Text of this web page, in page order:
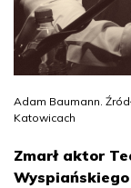
Adam Baumann.
Katowicach
Zmarł aktor